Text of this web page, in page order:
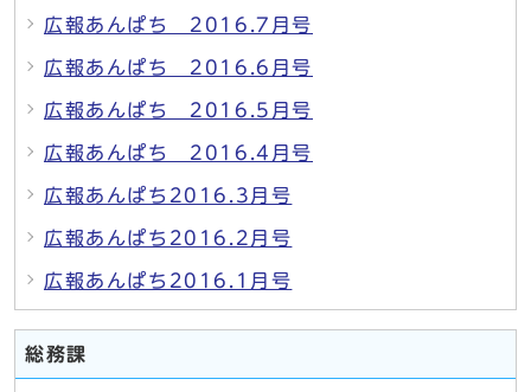
広報あんぱち 2016.7月号
広報あんぱち 2016.6月号
広報あんぱち 2016.5月号
広報あんぱち 2016.4月号
広報あんぱち2016.3月号
広報あんぱち2016.2月号
広報あんぱち2016.1月号
総務課